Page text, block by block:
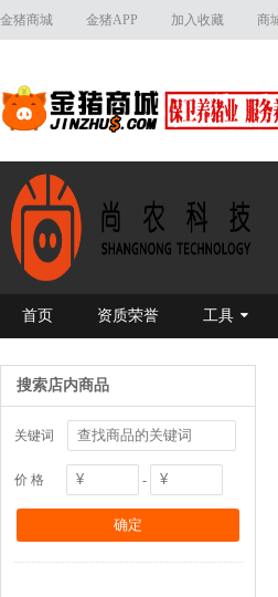
金猪商城 金猪APP 加入收藏 商
首页 资质荣誉 工具
搜索店内商品
关键词
价 格 -